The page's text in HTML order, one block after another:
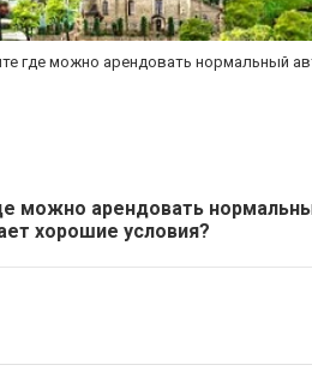
где можно арендовать нормальный
можно арендовать
хорошие условия?